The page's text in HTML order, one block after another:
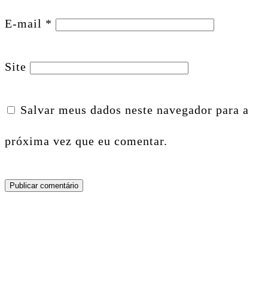
E-mail *
Site
Salvar meus dados neste navegador para a
próxima vez que eu comentar.